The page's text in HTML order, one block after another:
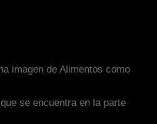
imagen de Alimentos como
se encuentra en la parte